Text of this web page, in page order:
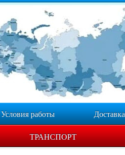
Условия работы Доставка
ТРАНСПОРТ